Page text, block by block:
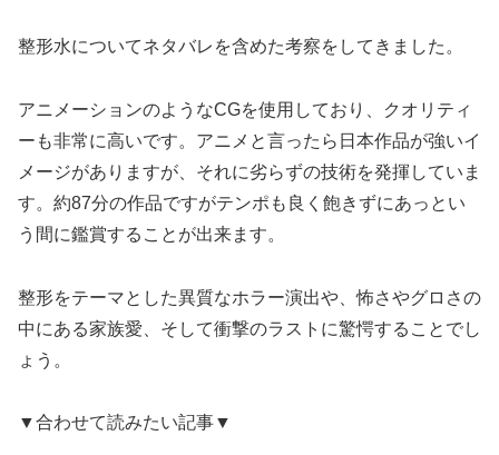
整形水についてネタバレを含めた考察をしてきました。
アニメーションのようなCGを使用しており、クオリティ
ーも非常に高いです。アニメと言ったら日本作品が強いイ
メージがありますが、それに劣らずの技術を発揮していま
す。約87分の作品ですがテンポも良く飽きずにあっとい
う間に鑑賞することが出来ます。
整形をテーマとした異質なホラー演出や、怖さやグロさの
中にある家族愛、そして衝撃のラストに驚愕することでし
ょう。
▼合わせて読みたい記事▼